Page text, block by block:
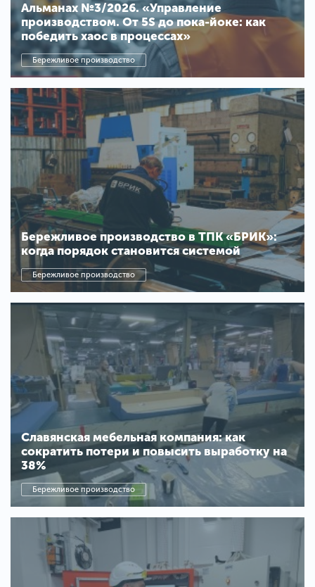
Альманах №3/2026. «Управление
производством. От 5S до пока-йоке: как
победить хаос в процессах»
Бережливое производство
Бережливое производство в ТПК «БРИК»:
когда порядок становится системой
Бережливое производство
Славянская мебельная компания: как
сократить потери и повысить выработку на
38%
Бережливое производство